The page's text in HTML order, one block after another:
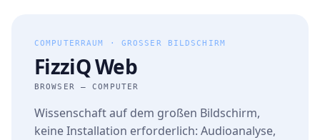
COMPUTERRAUM · GROSSER BILDSCHIRM
FizziQ Web
BROWSER — COMPUTER
Wissenschaft auf dem großen Bildschirm,
keine Installation erforderlich: Audioanalyse,